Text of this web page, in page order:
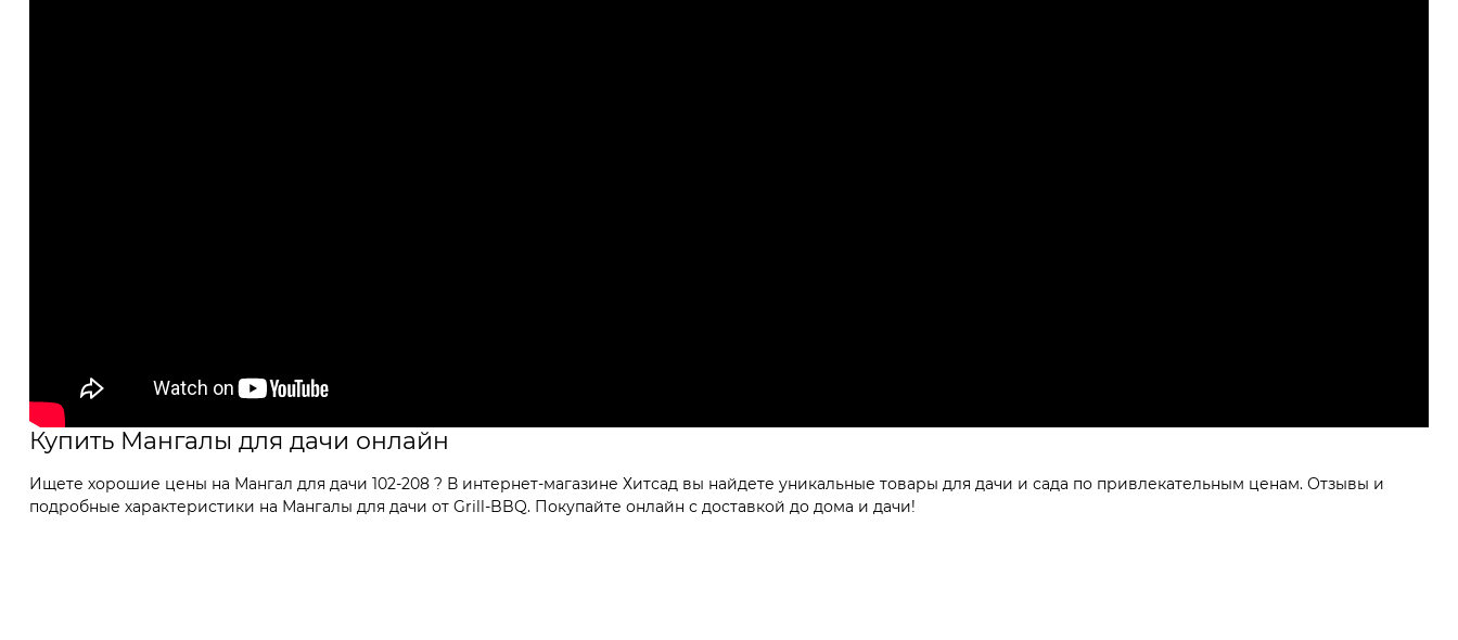
Купить Мангалы для дачи онлайн
Ищете хорошие цены на Мангал для дачи 102-208 ? В интернет-магазине Хитсад вы найдете уникальные товары для дачи и сада по привлекательным ценам. Отзывы и
подробные характеристики на Мангалы для дачи от Grill-BBQ. Покупайте онлайн с доставкой до дома и дачи!